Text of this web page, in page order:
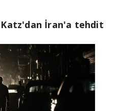
Katz'dan İran'a tehdit